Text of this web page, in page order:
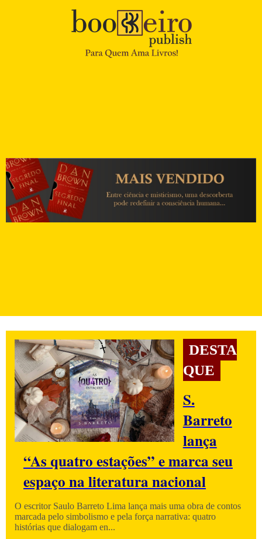
DESTA
QUE
S.
Barreto
lança
“As quatro estações” e marca seu
espaço na literatura nacional
O escritor Saulo Barreto Lima lança mais uma obra de contos
marcada pelo simbolismo e pela força narrativa: quatro
histórias que dialogam en...